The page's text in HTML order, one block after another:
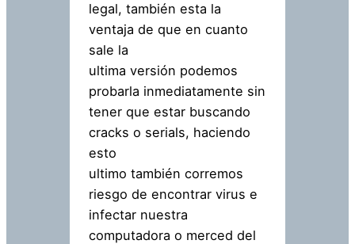
legal, también esta la
ventaja de que en cuanto
sale la
ultima versión podemos
probarla inmediatamente sin
tener que estar buscando
cracks o serials, haciendo
esto
ultimo también corremos
riesgo de encontrar virus e
infectar nuestra
computadora o merced del